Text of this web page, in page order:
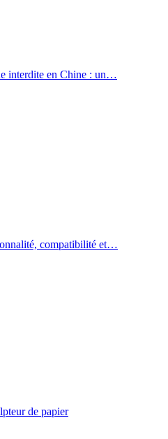
interdite en Chine : un…
compatibilité et…
de papier